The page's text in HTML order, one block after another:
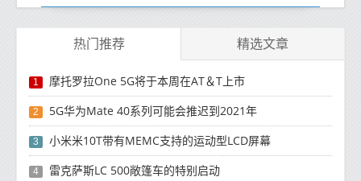
热门推荐 精选文章
1 摩托罗拉One 5G将于本周在AT＆T上市
2 5G华为Mate 40系列可能会推迟到2021年
3 小米米10T带有MEMC支持的运动型LCD屏幕
4 雷克萨斯LC 500敞篷车的特别启动